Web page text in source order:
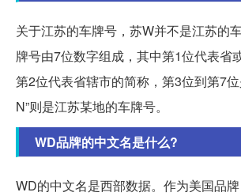
关于江苏的车牌号，苏W并不是江苏的
牌号由7位数字组成，其中第1位代表省
第2位代表省辖市的简称，第3位到第7
N”则是江苏某地的车牌号。
WD品牌的中文名是什么?
WD的中文名是西部数据。作为美国品